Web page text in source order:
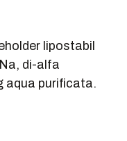
lipostabil
di-alfa
aqua purificata.